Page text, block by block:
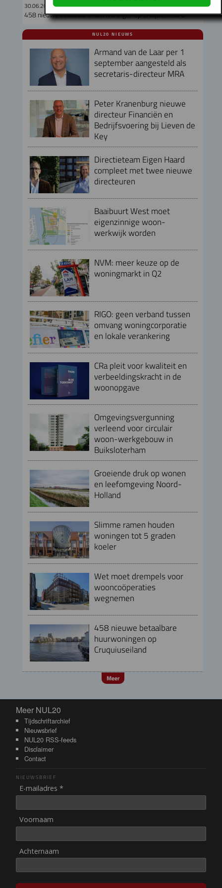
30.06.2026
458 nieuwe betaalbare huurwoningen op Cruquiuseiland
NUL20 NIEUWS
Armand van de Laar per 1
september aangesteld als
secretaris-directeur MRA
Peter Kranenburg nieuwe
directeur Financiën en
Bedrijfsvoering bij Lieven de
Key
Directieteam Eigen Haard
compleet met twee nieuwe
directeuren
Baaibuurt West moet
eigenzinnige woon-
werkwijk worden
NVM: meer keuze op de
woningmarkt in Q2
RIGO: geen verband tussen
omvang woningcorporatie
en lokale verankering
CRa pleit voor kwaliteit en
verbeeldingskracht in de
woonopgave
Omgevingsvergunning
verleend voor circulair
woon-werkgebouw in
Buiksloterham
Groeiende druk op wonen
en leefomgeving Noord-
Holland
Slimme ramen houden
woningen tot 5 graden
koeler
Wet moet drempels voor
wooncoöperaties
wegnemen
458 nieuwe betaalbare
huurwoningen op
Cruquiuseiland
Meer
Meer NUL20
Meer NUL20
Tijdschriftarchief
Nieuwsbrief
NUL20 RSS-feeds
Disclaimer
Contact
NIEUWSBRIEF
E-mailadres *
Voornaam
Achternaam